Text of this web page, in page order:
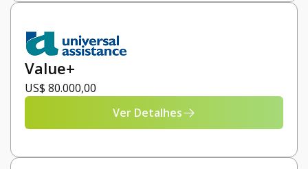
Value+
US$ 80.000,00
Ver Detalhes